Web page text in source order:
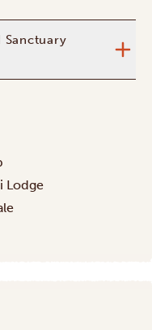
Sanctuary
Lodge